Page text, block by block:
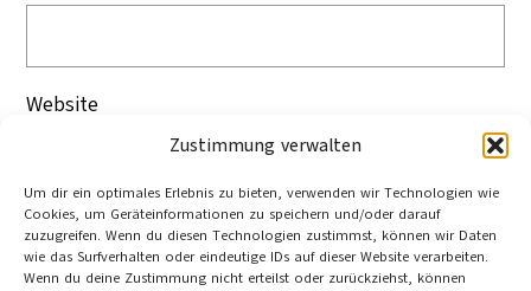
Zustimmung verwalten
Um dir ein optimales Erlebnis zu bieten, verwenden wir Technologien wie
Cookies, um Geräteinformationen zu speichern und/oder darauf
zuzugreifen. Wenn du diesen Technologien zustimmst, können wir Daten
wie das Surfverhalten oder eindeutige IDs auf dieser Website verarbeiten.
Wenn du deine Zustimmung nicht erteilst oder zurückziehst, können
Website